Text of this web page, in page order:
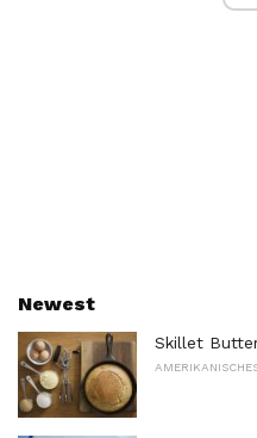
Newest
Skillet